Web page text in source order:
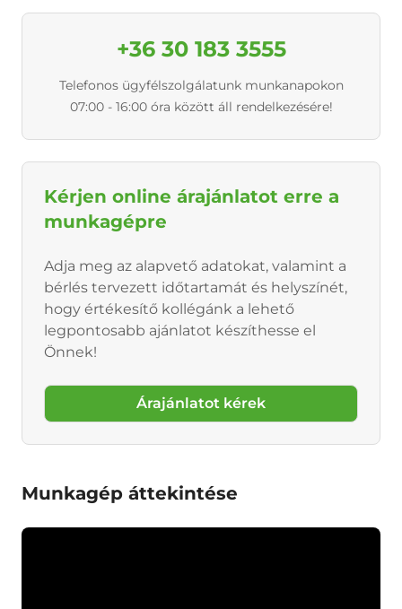
+36 30 183 3555
Telefonos ügyfélszolgálatunk munkanapokon
07:00 - 16:00 óra között áll rendelkezésére!
Kérjen online árajánlatot erre a
munkagépre
Adja meg az alapvető adatokat, valamint a
bérlés tervezett időtartamát és helyszínét,
hogy értékesítő kollégánk a lehető
legpontosabb ajánlatot készíthesse el
Önnek!
Árajánlatot kérek
Munkagép áttekintése